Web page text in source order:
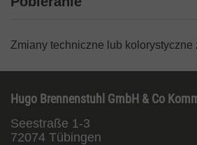
Zmiany techniczne lub kolorystyczne
Hugo Brennenstuhl GmbH & Co
Seestraße 1-3
72074 Tübingen